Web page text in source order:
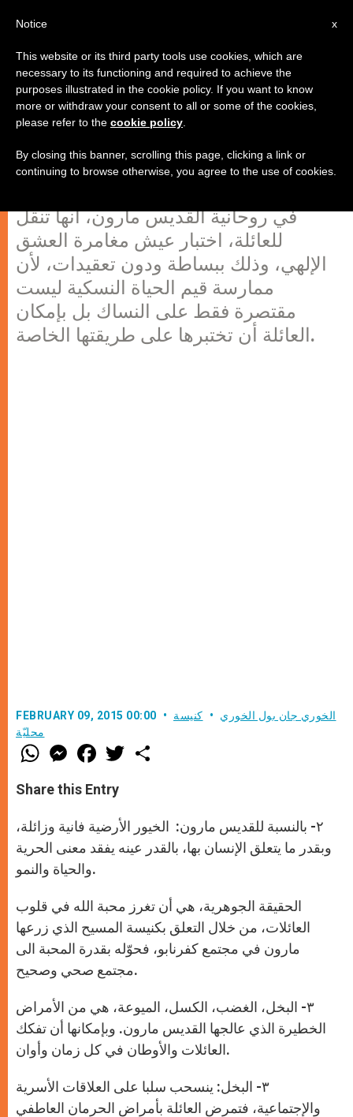
رسالة القديس مارون النسيكة
والكهنوتية إلى عائلات اليوم
في روحانية القديس مارون، أنها تنقل
للعائلة، اختبار عيش مغامرة العشق
الإلهي، وذلك ببساطة ودون تعقيدات، لأن
ممارسة قيم الحياة النسكية ليست
مقتصرة فقط على النساك بل بإمكان
العائلة أن تختبرها على طريقتها الخاصة.
FEBRUARY 09, 2015 00:00 الخوري جان بول الخوري
كنيسة
محليّة
W
h
t
s
p
p
M
e
s
e
g
e
r
F
a
e
b
o
k
w
r
Share this Entry
٢- بالنسبة للقديس مارون: الخيور الأرضية فانية وزائلة،
وبقدر ما يتعلق الإنسان بها، بالقدر عينه يفقد معنى الحرية
والحياة والنمو.
الحقيقة الجوهرية، هي أن تغرز محبة الله في قلوب
العائلات، من خلال التعلق بكنيسة المسيح الذي زرعها
مارون في مجتمع كفرنابو، فحوّله بقدرة المحبة الى
مجتمع صحي وصحيح.
٣- البخل، الغضب، الكسل، الميوعة، هي من الأمراض
الخطيرة الذي عالجها القديس مارون. وبإمكانها أن تفكك
العائلات والأوطان في كل زمان وأوان.
٣- البخل: ينسحب سلبا على العلاقات الأسرية
والإجتماعية، فتمرض العائلة بأمراض الحرمان العاطفي
x
Notice
This website or its third party tools use cookies, which are
necessary to its functioning and required to achieve the
purposes illustrated in the cookie policy. If you want to know
more or withdraw your consent to all or some of the cookies,
please refer to the cookie policy
By closing this banner, scrolling this page, clicking a link or
continuing to browse otherwise, you agree to the use of cookies.